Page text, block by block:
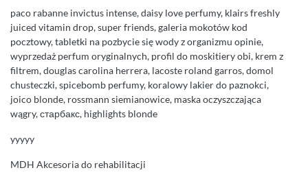
paco rabanne invictus intense, daisy love perfumy, klairs freshly
juiced vitamin drop, super friends, galeria mokotów kod
pocztowy, tabletki na pozbycie się wody z organizmu opinie,
wyprzedaż perfum oryginalnych, profil do moskitiery obi, krem z
filtrem, douglas carolina herrera, lacoste roland garros, domol
chusteczki, spicebomb perfumy, koralowy lakier do paznokci,
joico blonde, rossmann siemianowice, maska oczyszczająca
wągry, старбакс, highlights blonde
yyyyy
MDH Akcesoria do rehabilitacji